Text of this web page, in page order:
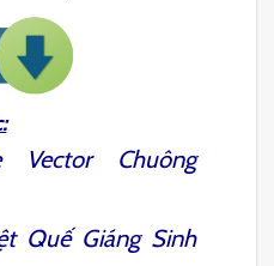
Vector Chuông
Quế Giáng Sinh